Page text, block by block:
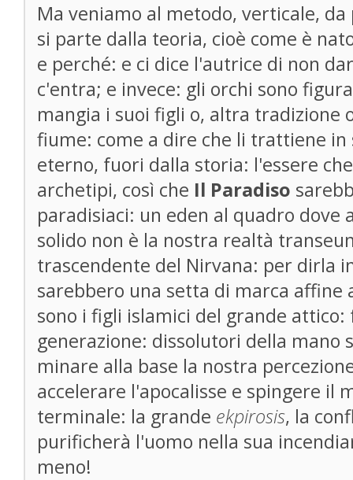
Ma veniamo al metodo, verticale,
si parte dalla teoria, cioè come è
e perché: e ci dice l'autrice di non
c'entra; e invece: gli orchi sono
mangia i suoi figli o, altra tradizione
fiume: come a dire che li trattiene in
eterno, fuori dalla storia: l'essere
archetipi, così che Il Paradiso
paradisiaci: un eden al quadro dove
solido non è la nostra realtà
trascendente del Nirvana: per dirla
sarebbero una setta di marca affine
sono i figli islamici del grande
generazione: dissolutori della mano
minare alla base la nostra
accelerare l'apocalisse e spingere il
terminale: la grande ekpirosis, la
purificherà l'uomo nella sua
meno!